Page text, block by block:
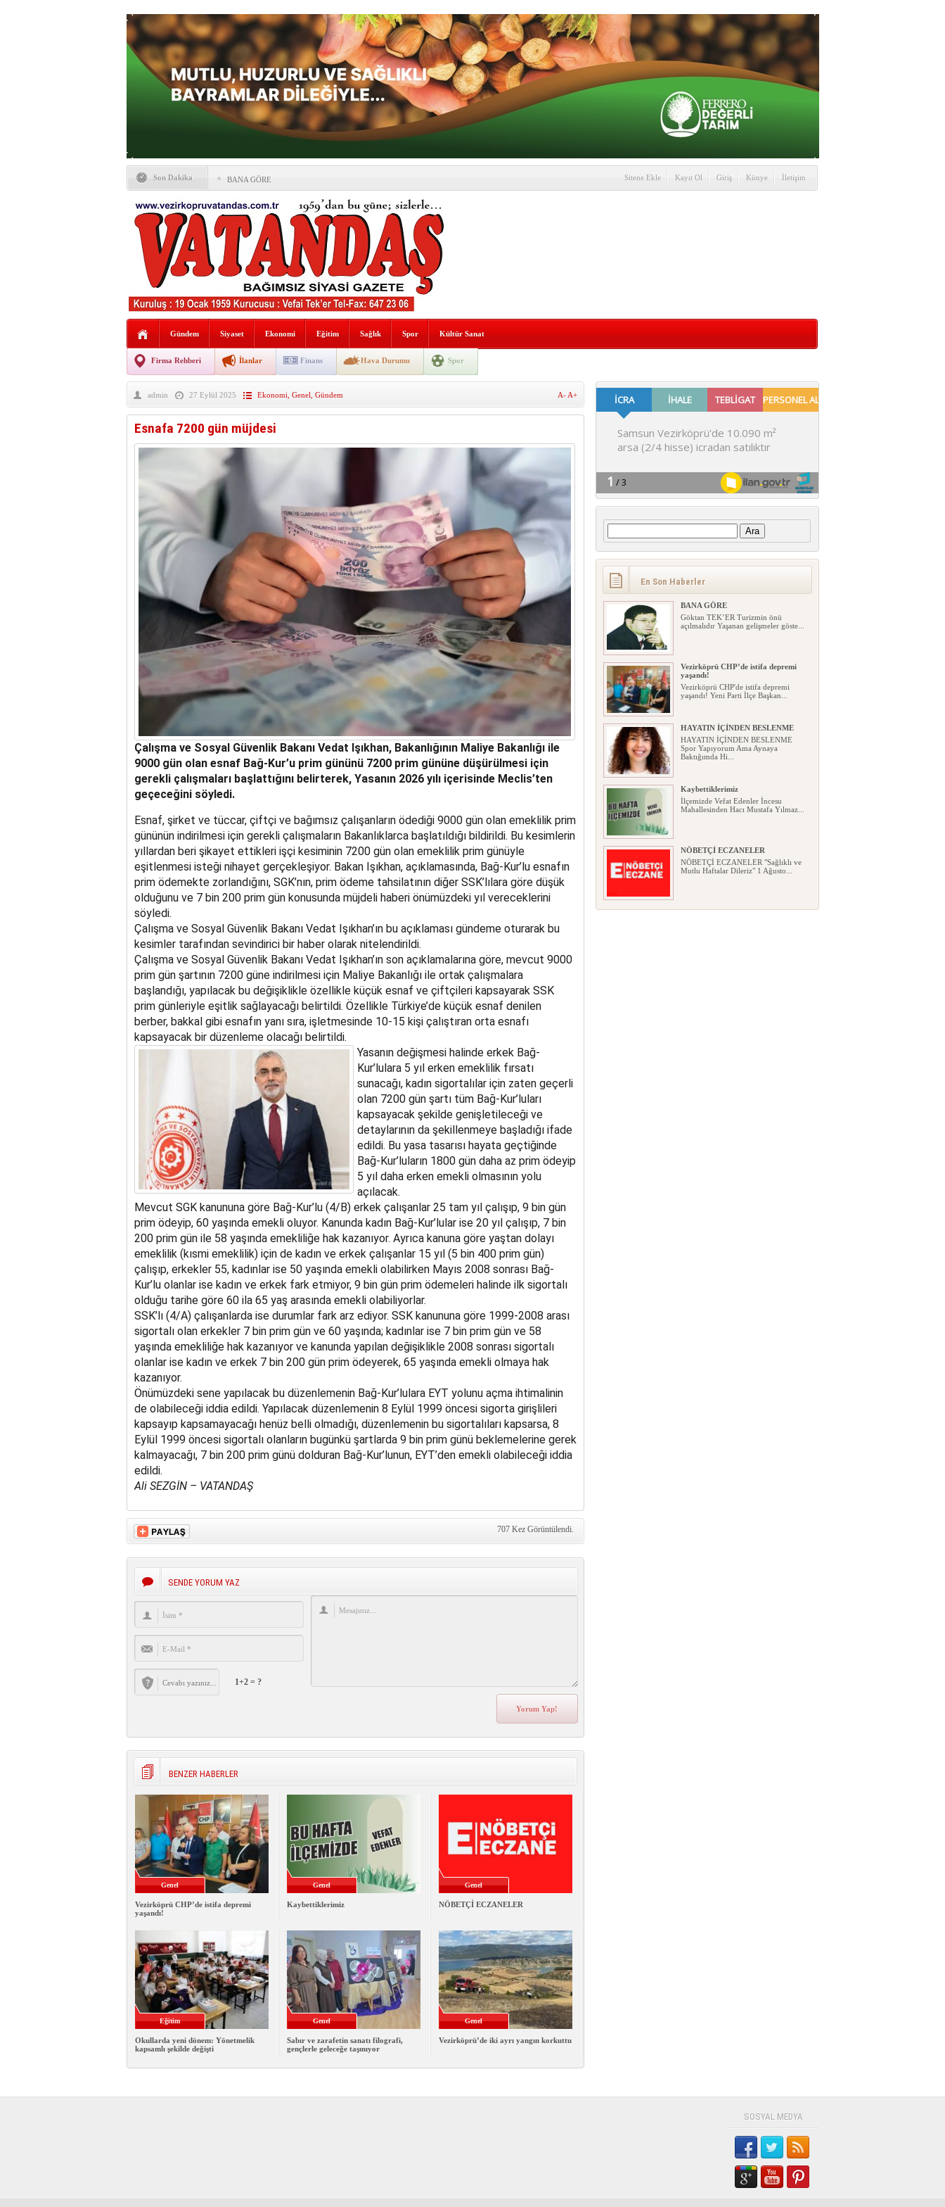
Son Dakika BANA GÖRE
Vezirköprü CHP’de istifa depremi yaşandı!
HAYATIN İÇİNDEN BESLENME
Kaybettiklerimiz
NÖBETÇİ ECZANELER
Okullarda yeni dönem: Yönetmelik kapsamlı şekilde
değişti
taşınıyor
Hafif ticari araç takla attı! 2’si Çocuk 5 Yaralı
“Yaz Seninle Güzel” doğa yürüyüşü
Sitene Ekle Kayıt Ol Giriş Künye İletişim
Gündem Siyaset Ekonomi Eğitim Sağlık Spor Kültür Sanat
Firma Rehberi İlanlar Finans Hava Durumu Spor
admin 27 Eylül 2025 Ekonomi Genel Gündem A- A+
Esnafa 7200 gün müjdesi
Çalışma ve Sosyal Güvenlik Bakanı Vedat Işıkhan, Bakanlığının Maliye Bakanlığı ile
9000 gün olan esnaf Bağ-Kur’u prim gününü 7200 prim gününe düşürülmesi için
gerekli çalışmaları başlattığını belirterek, Yasanın 2026 yılı içerisinde Meclis’ten
geçeceğini söyledi.
Esnaf, şirket ve tüccar, çiftçi ve bağımsız çalışanların ödediği 9000 gün olan emeklilik prim
gününün indirilmesi için gerekli çalışmaların Bakanlıklarca başlatıldığı bildirildi. Bu kesimlerin
yıllardan beri şikayet ettikleri işçi kesiminin 7200 gün olan emeklilik prim günüyle
eşitlenmesi isteği nihayet gerçekleşiyor. Bakan Işıkhan, açıklamasında, Bağ-Kur’lu esnafın
prim ödemekte zorlandığını, SGK’nın, prim ödeme tahsilatının diğer SSK’lılara göre düşük
olduğunu ve 7 bin 200 prim gün konusunda müjdeli haberi önümüzdeki yıl vereceklerini
söyledi.
Çalışma ve Sosyal Güvenlik Bakanı Vedat Işıkhan’ın bu açıklaması gündeme oturarak bu
kesimler tarafından sevindirici bir haber olarak nitelendirildi.
Çalışma ve Sosyal Güvenlik Bakanı Vedat Işıkhan’ın son açıklamalarına göre, mevcut 9000
prim gün şartının 7200 güne indirilmesi için Maliye Bakanlığı ile ortak çalışmalara
başlandığı, yapılacak bu değişiklikle özellikle küçük esnaf ve çiftçileri kapsayarak SSK
prim günleriyle eşitlik sağlayacağı belirtildi. Özellikle Türkiye’de küçük esnaf denilen
berber, bakkal gibi esnafın yanı sıra, işletmesinde 10-15 kişi çalıştıran orta esnafı
kapsayacak bir düzenleme olacağı belirtildi.
Yasanın değişmesi halinde erkek Bağ-
Kur’lulara 5 yıl erken emeklilik fırsatı
sunacağı, kadın sigortalılar için zaten geçerli
olan 7200 gün şartı tüm Bağ-Kur’luları
kapsayacak şekilde genişletileceği ve
detaylarının da şekillenmeye başladığı ifade
edildi. Bu yasa tasarısı hayata geçtiğinde
Bağ-Kur’luların 1800 gün daha az prim ödeyip
5 yıl daha erken emekli olmasının yolu
açılacak.
Mevcut SGK kanununa göre Bağ-Kur’lu (4/B) erkek çalışanlar 25 tam yıl çalışıp, 9 bin gün
prim ödeyip, 60 yaşında emekli oluyor. Kanunda kadın Bağ-Kur’lular ise 20 yıl çalışıp, 7 bin
200 prim gün ile 58 yaşında emekliliğe hak kazanıyor. Ayrıca kanuna göre yaştan dolayı
emeklilik (kısmi emeklilik) için de kadın ve erkek çalışanlar 15 yıl (5 bin 400 prim gün)
çalışıp, erkekler 55, kadınlar ise 50 yaşında emekli olabilirken Mayıs 2008 sonrası Bağ-
Kur’lu olanlar ise kadın ve erkek fark etmiyor, 9 bin gün prim ödemeleri halinde ilk sigortalı
olduğu tarihe göre 60 ila 65 yaş arasında emekli olabiliyorlar.
SSK’lı (4/A) çalışanlarda ise durumlar fark arz ediyor. SSK kanununa göre 1999-2008 arası
sigortalı olan erkekler 7 bin prim gün ve 60 yaşında; kadınlar ise 7 bin prim gün ve 58
yaşında emekliliğe hak kazanıyor ve kanunda yapılan değişiklikle 2008 sonrası sigortalı
olanlar ise kadın ve erkek 7 bin 200 gün prim ödeyerek, 65 yaşında emekli olmaya hak
kazanıyor.
Önümüzdeki sene yapılacak bu düzenlemenin Bağ-Kur’lulara EYT yolunu açma ihtimalinin
de olabileceği iddia edildi. Yapılacak düzenlemenin 8 Eylül 1999 öncesi sigorta girişlileri
kapsayıp kapsamayacağı henüz belli olmadığı, düzenlemenin bu sigortalıları kapsarsa, 8
Eylül 1999 öncesi sigortalı olanların bugünkü şartlarda 9 bin prim günü beklemelerine gerek
kalmayacağı, 7 bin 200 prim günü dolduran Bağ-Kur’lunun, EYT’den emekli olabileceği iddia
edildi.
Ali SEZGİN – VATANDAŞ
707 Kez Görüntülendi.
SENDE YORUM YAZ
1+2 = ?
BENZER HABERLER
Genel
Vezirköprü CHP’de istifa depremi
yaşandı!
Genel
Kaybettiklerimiz
Genel
NÖBETÇİ ECZANELER
Eğitim
Okullarda yeni dönem: Yönetmelik
kapsamlı şekilde değişti
Genel
Sabır ve zarafetin sanatı filografi,
gençlerle geleceğe taşınıyor
Genel
Vezirköprü’de iki ayrı yangın korkuttu
Arama:
En Son Haberler
BANA GÖRE
Göktan TEK’ER Turizmin önü
açılmalıdır Yaşanan gelişmeler göste...
Vezirköprü CHP’de istifa depremi
yaşandı!
Vezirköprü CHP'de istifa depremi
yaşandı! Yeni Parti İlçe Başkan...
HAYATIN İÇİNDEN BESLENME
HAYATIN İÇİNDEN BESLENME
Spor Yapıyorum Ama Aynaya
Baktığımda Hi...
Kaybettiklerimiz
İlçemizde Vefat Edenler İncesu
Mahallesinden Hacı Mustafa Yılmaz...
NÖBETÇİ ECZANELER
NÖBETÇİ ECZANELER "Sağlıklı ve
Mutlu Haftalar Dileriz" 1 Ağusto...
Okullarda yeni dönem: Yönetmelik
SOSYAL MEDYA